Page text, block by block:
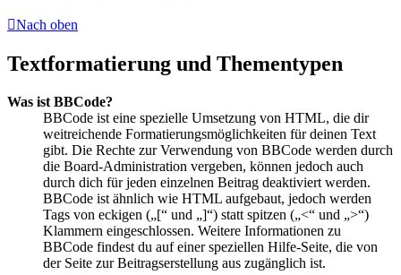
Nach oben
Textformatierung und Thementypen
Was ist BBCode?
BBCode ist eine spezielle Umsetzung von HTML, die dir
weitreichende Formatierungsmöglichkeiten für deinen Text
gibt. Die Rechte zur Verwendung von BBCode werden durch
die Board-Administration vergeben, können jedoch auch
durch dich für jeden einzelnen Beitrag deaktiviert werden.
BBCode ist ähnlich wie HTML aufgebaut, jedoch werden
Tags von eckigen („[“ und „]“) statt spitzen („<“ und „>“)
Klammern eingeschlossen. Weitere Informationen zu
BBCode findest du auf einer speziellen Hilfe-Seite, die von
der Seite zur Beitragserstellung aus zugänglich ist.